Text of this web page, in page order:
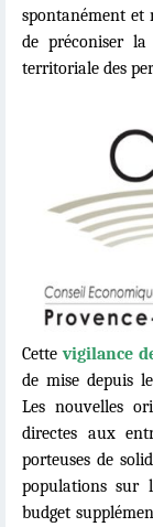
spontanément et
de préconiser
territoriale des
Cettevigilance
de mise depuis
Les nouvelles
directes aux
porteuses de
populations sur
budget